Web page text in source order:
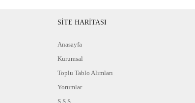
SİTE HARİTASI
Anasayfa
Kurumsal
Toplu Tablo Alımları
Yorumlar
S.S.S